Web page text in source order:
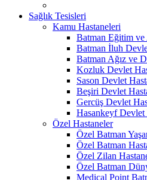
Sağlık Tesisleri
Kamu Hastaneleri
Batman Eğitim ve
Batman İluh
Batman Ağız ve
Kozluk Devlet
Sason Devlet
Beşiri Devlet
Gercüş Devlet
Hasankeyf Devlet
Özel Hastaneler
Özel Batman
Özel Batman
Özel Zilan
Özel Batman
Medical Point